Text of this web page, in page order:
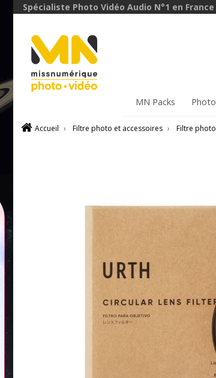
Spécialiste Photo Vidéo Audio N°1 en France
MN Packs Photo
Accueil › Filtre photo et accessoires › Filtre photo
avec le code